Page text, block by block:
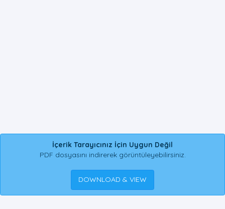
İçerik Tarayıcınız İçin Uygun Değil
PDF dosyasını indirerek görüntüleyebilirsiniz.
DOWNLOAD & VIEW